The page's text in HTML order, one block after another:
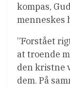
kompas,
menneskes
”Forstået
at troende
den kristne
dem. På